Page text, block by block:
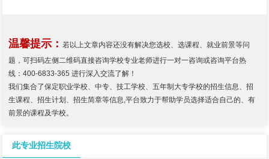
温馨提示：若以上文章内容还没有解决您选校、选课程、就业前景等问
题，可扫码左侧二维码直接咨询学校专业老师进行一对一咨询或咨询平台热
线：400-6833-365 进行深入交流了解！
我们集合了保定职业学校、中专、技工学校、五年制大专学校的招生信息、招
生课程、招生计划、招生简章等信息,平台致力于帮助学员选择适合自己的、有
前景的课程及学校。
此专业招生院校